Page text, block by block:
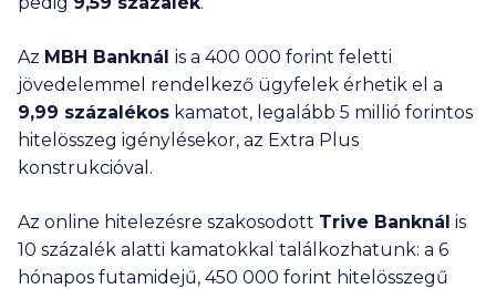
Az MBH Banknál is a 400 000 forint feletti
jövedelemmel rendelkező ügyfelek érhetik el a
9,99 százalékos kamatot, legalább 5 millió forintos
hitelösszeg igénylésekor, az Extra Plus
konstrukcióval.
Az online hitelezésre szakosodott Trive Banknál is
10 százalék alatti kamatokkal találkozhatunk: a 6
hónapos futamidejű, 450 000 forint hitelösszegű